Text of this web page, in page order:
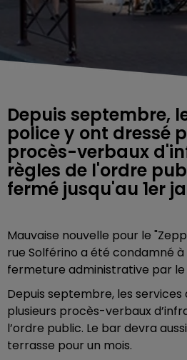
Depuis septembre,
police y ont dressé
procès-verbaux
règles de l'ordre
fermé jusqu'au 1er
Mauvaise nouvelle pour le
rue Solférino a été condamné à
fermeture administrative par
Depuis septembre, les
plusieurs procès-verbaux
l’ordre public. Le bar devra
terrasse pour un mois.